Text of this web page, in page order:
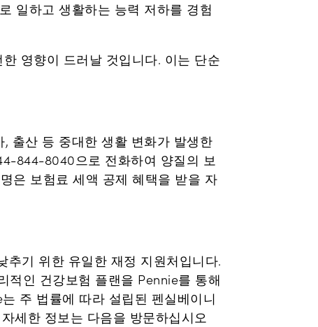
일하고 생활하는 능력 저하를 경험
영향이 드러날 것입니다. 이는 단순
출산 등 중대한 생활 변화가 발생한
844-8040으로 전화하여 양질의 보
은 보험료 세액 공제 혜택을 받을 자
기 위한 유일한 재정 지원처입니다.
적인 건강보험 플랜을 Pennie를 통해
주 법률에 따라 설립된 펜실베이니
세한 정보는 다음을 방문하십시오